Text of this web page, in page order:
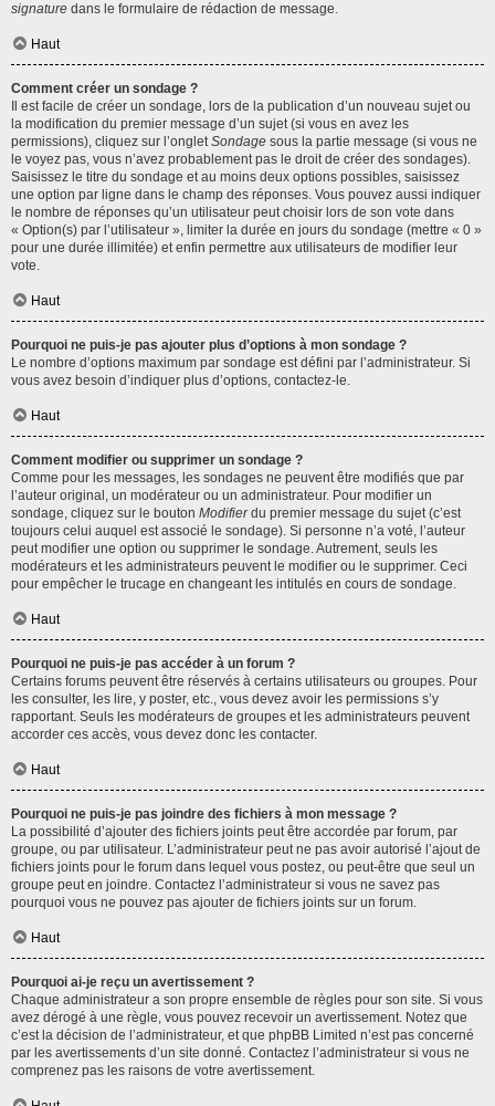
signature dans le formulaire de rédaction de message.
Haut
Comment créer un sondage ?
Il est facile de créer un sondage, lors de la publication d’un nouveau sujet ou
la modification du premier message d’un sujet (si vous en avez les
permissions), cliquez sur l’ongletSondage sous la partie message (si vous ne
le voyez pas, vous n’avez probablement pas le droit de créer des sondages).
Saisissez le titre du sondage et au moins deux options possibles, saisissez
une option par ligne dans le champ des réponses. Vous pouvez aussi indiquer
le nombre de réponses qu’un utilisateur peut choisir lors de son vote dans
« Option(s) par l’utilisateur », limiter la durée en jours du sondage (mettre « 0 »
pour une durée illimitée) et enfin permettre aux utilisateurs de modifier leur
vote.
Haut
Pourquoi ne puis-je pas ajouter plus d’options à mon sondage ?
Le nombre d’options maximum par sondage est défini par l’administrateur. Si
vous avez besoin d’indiquer plus d’options, contactez-le.
Haut
Comment modifier ou supprimer un sondage ?
Comme pour les messages, les sondages ne peuvent être modifiés que par
l’auteur original, un modérateur ou un administrateur. Pour modifier un
sondage, cliquez sur le bouton Modifierdu premier message du sujet (c’est
toujours celui auquel est associé le sondage). Si personne n’a voté, l’auteur
peut modifier une option ou supprimer le sondage. Autrement, seuls les
modérateurs et les administrateurs peuvent le modifier ou le supprimer. Ceci
pour empêcher le trucage en changeant les intitulés en cours de sondage.
Haut
Pourquoi ne puis-je pas accéder à un forum ?
Certains forums peuvent être réservés à certains utilisateurs ou groupes. Pour
les consulter, les lire, y poster, etc., vous devez avoir les permissions s’y
rapportant. Seuls les modérateurs de groupes et les administrateurs peuvent
accorder ces accès, vous devez donc les contacter.
Haut
Pourquoi ne puis-je pas joindre des fichiers à mon message ?
La possibilité d’ajouter des fichiers joints peut être accordée par forum, par
groupe, ou par utilisateur. L’administrateur peut ne pas avoir autorisé l’ajout de
fichiers joints pour le forum dans lequel vous postez, ou peut-être que seul un
groupe peut en joindre. Contactez l’administrateur si vous ne savez pas
pourquoi vous ne pouvez pas ajouter de fichiers joints sur un forum.
Haut
Pourquoi ai-je reçu un avertissement ?
Chaque administrateur a son propre ensemble de règles pour son site. Si vous
avez dérogé à une règle, vous pouvez recevoir un avertissement. Notez que
c’est la décision de l’administrateur, et que phpBB Limited n’est pas concerné
par les avertissements d’un site donné. Contactez l’administrateur si vous ne
comprenez pas les raisons de votre avertissement.